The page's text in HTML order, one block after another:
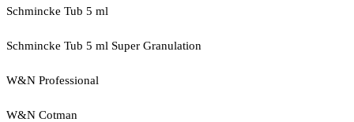
Schmincke Tub 5 ml
Schmincke Tub 5 ml Super Granulation
W&N Professional
W&N Cotman